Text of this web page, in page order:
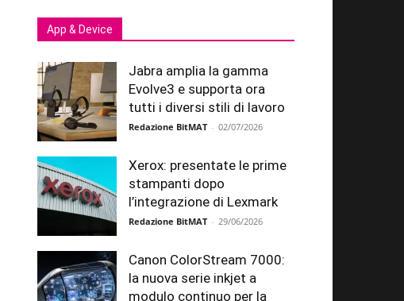
App & Device
Jabra amplia la gamma
Evolve3 e supporta ora
tutti i diversi stili di lavoro
Redazione BitMAT - 02/07/2026
Xerox: presentate le prime
stampanti dopo
l’integrazione di Lexmark
Redazione BitMAT - 29/06/2026
Canon ColorStream 7000:
la nuova serie inkjet a
modulo continuo per la